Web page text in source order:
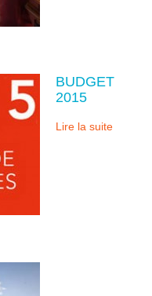
BUDGET
2015
Lire la suite